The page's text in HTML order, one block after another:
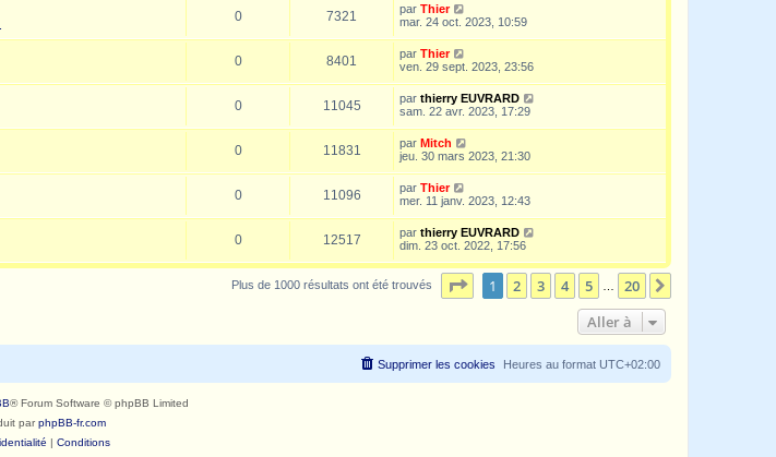
0 7321 par Thier
mar. 24 oct. 2023, 10:59
0 8401 par Thier
ven. 29 sept. 2023, 23:56
0 11045 par thierry EUVRARD
sam. 22 avr. 2023, 17:29
0 11831 par Mitch
jeu. 30 mars 2023, 21:30
0 11096 par Thier
mer. 11 janv. 2023, 12:43
0 12517 par thierry EUVRARD
dim. 23 oct. 2022, 17:56
Plus de 1000 résultats ont été trouvés Page sur20
1 2 3 4 5 20
Aller à
Heures au format UTC+02:00
Supprimer les cookies
® Forum Software © phpBB Limited
parphpBB-fr.com
| Conditions